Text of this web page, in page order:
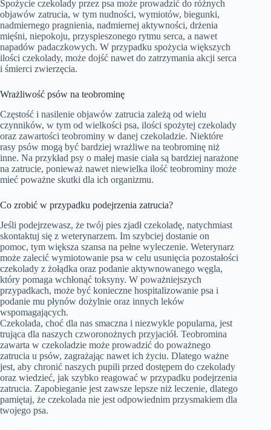
Spożycie czekolady przez psa może prowadzić do różnych
objawów zatrucia, w tym nudności, wymiotów, biegunki,
nadmiernego pragnienia, nadmiernej aktywności, drżenia
mięśni, niepokoju, przyspieszonego rytmu serca, a nawet
napadów padaczkowych. W przypadku spożycia większych
ilości czekolady, może dojść nawet do zatrzymania akcji serca
i śmierci zwierzęcia.
Wrażliwość psów na teobrominę
Częstość i nasilenie objawów zatrucia zależą od wielu
czynników, w tym od wielkości psa, ilości spożytej czekolady
oraz zawartości teobrominy w danej czekoladzie. Niektóre
rasy psów mogą być bardziej wrażliwe na teobrominę niż
inne. Na przykład psy o małej masie ciała są bardziej narażone
na zatrucie, ponieważ nawet niewielka ilość teobrominy może
mieć poważne skutki dla ich organizmu.
Co zrobić w przypadku podejrzenia zatrucia?
Jeśli podejrzewasz, że twój pies zjadł czekoladę, natychmiast
skontaktuj się z weterynarzem. Im szybciej dostanie on
pomoc, tym większa szansa na pełne wyleczenie. Weterynarz
może zalecić wymiotowanie psa w celu usunięcia pozostałości
czekolady z żołądka oraz podanie aktywnowanego węgla,
który pomaga wchłonąć toksyny. W poważniejszych
przypadkach, może być konieczne hospitalizowanie psa i
podanie mu płynów dożylnie oraz innych leków
wspomagających.
Czekolada, choć dla nas smaczna i niezwykle popularna, jest
trująca dla naszych czworonożnych przyjaciół. Teobromina
zawarta w czekoladzie może prowadzić do poważnego
zatrucia u psów, zagrażając nawet ich życiu. Dlatego ważne
jest, aby chronić naszych pupili przed dostępem do czekolady
oraz wiedzieć, jak szybko reagować w przypadku podejrzenia
zatrucia. Zapobieganie jest zawsze lepsze niż leczenie, dlatego
pamiętaj, że czekolada nie jest odpowiednim przysmakiem dla
twojego psa.